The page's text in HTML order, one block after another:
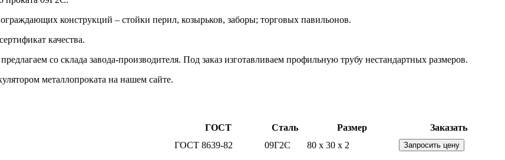
конструкций – стойки перил, козырьков, заборы; торговых павильонов.
качества.
со склада завода-производителя. Под заказ изготавливаем профильную трубу нестандартных размеров.
металлопроката на нашем сайте.
ГОСТ Сталь Размер
Заказать
ГОСТ 8639-82 09Г2С 80 x 30 x 2 Запросить цену